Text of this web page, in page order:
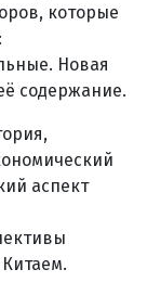
которые
Новая
содержание.
аспект